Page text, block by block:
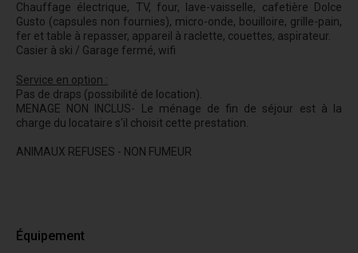
Chauffage électrique, TV, four, lave-vaisselle, cafetière Dolce
Gusto (capsules non fournies), micro-onde, bouilloire, grille-pain,
fer et table à repasser, appareil à raclette, couettes, aspirateur.
Casier à ski / Garage fermé, wifi
Service en option :
Pas de draps (possibilité de location).
MENAGE NON INCLUS- Le ménage de fin de séjour est à la
charge du locataire s'il choisit cette prestation.
ANIMAUX REFUSES - NON FUMEUR
Équipement